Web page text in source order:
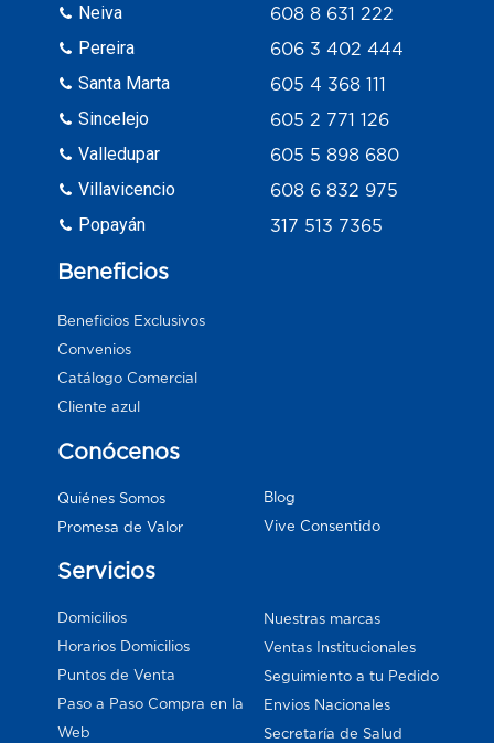
Neiva
Pereira
Santa Marta
Sincelejo
Valledupar
Villavicencio
Popayán
608 8 631 222
606 3 402 444
605 4 368 111
605 2 771 126
605 5 898 680
608 6 832 975
317 513 7365
Beneficios
Beneficios Exclusivos
Convenios
Catálogo Comercial
Cliente azul
Conócenos
Quiénes Somos
Promesa de Valor
Blog
Vive Consentido
Servicios
Domicilios
Horarios Domicilios
Puntos de Venta
Paso a Paso Compra en la
Web
Nuestras marcas
Ventas Institucionales
Seguimiento a tu Pedido
Envios Nacionales
Secretaría de Salud